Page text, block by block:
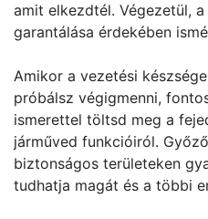
amit elkezdtél. Végezetül,
garantálása érdekében
Amikor a vezetési
próbálsz végigmenni,
ismerettel töltsd meg a
járműved funkcióiról.
biztonságos területeken
tudhatja magát és a többi